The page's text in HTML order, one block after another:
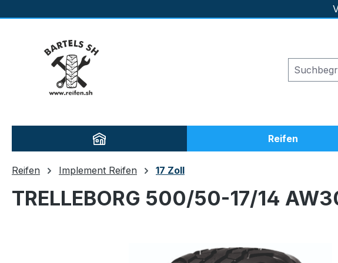
Reifen
Reifen Implement Reifen 17 Zoll
TRELLEBORG 500/50-17/14